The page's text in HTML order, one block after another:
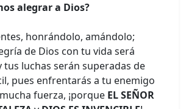
alegrar a Dios?
honrándolo, amándolo;
de Dios con tu vida será
luchas serán superadas de
pues enfrentarás a tu enemigo
fuerza, ¡porque EL SEÑOR